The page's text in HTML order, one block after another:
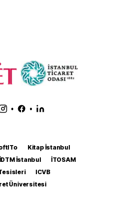
• •
Kitap İstanbul
İDTM İstanbul
İTOSAM
ICVB
Üniversitesi